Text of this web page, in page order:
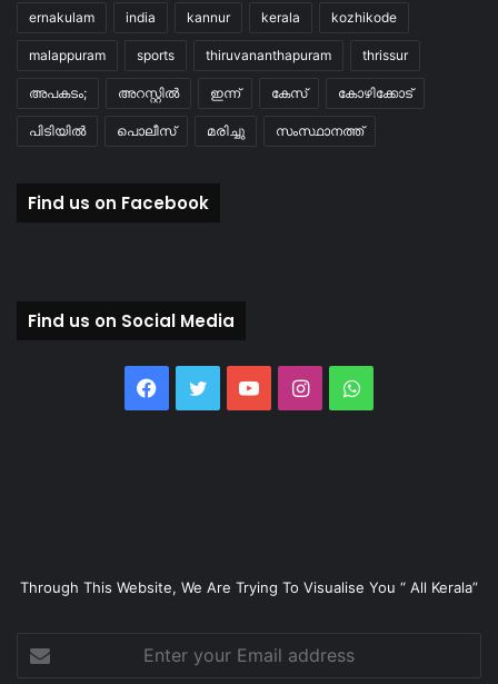
ernakulam india kannur kerala kozhikode
malappuram sports thiruvananthapuram thrissur
അപകടം; അറസ്റ്റിൽ ഇന്ന് കേസ് കോഴിക്കോട്
പിടിയിൽ പൊലീസ് മരിച്ചു സംസ്ഥാനത്ത്
Find us on Facebook
Find us on Social Media
Facebook
TwitterYouTubeInstagramWhatsApp
Through This Website, We Are Trying To Visualise You “ All Kerala”
your